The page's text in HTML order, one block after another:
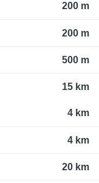
200 m
200 m
500 m
15 km
4 km
4 km
20 km